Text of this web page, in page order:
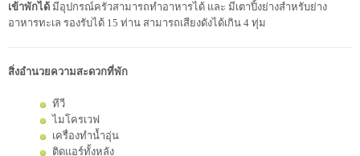
เข้าพักได้ มีอุปกรณ์ครัวสามารถทำอาหารได้ และ มีเตาปิ้งย่างสำหรับย่าง
อาหารทะเล รองรับได้ 15 ท่าน สามารถเสียงดังได้เกิน 4 ทุ่ม
สิ่งอำนวยความสะดวกที่พัก
ทีวี
ไมโครเวฟ
เครื่องทำน้ำอุ่น
ติดแอร์ทั้งหลัง